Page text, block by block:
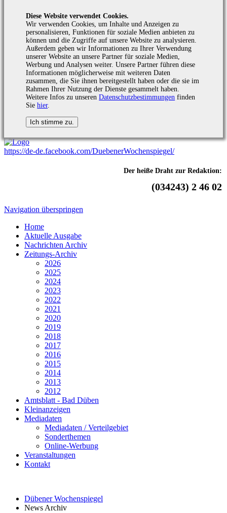
Diese Website verwendet Cookies.
Wir verwenden Cookies, um Inhalte und Anzeigen zu
personalisieren, Funktionen für soziale Medien anbieten zu
können und die Zugriffe auf unsere Website zu analysieren.
Außerdem geben wir Informationen zu Ihrer Verwendung
unserer Website an unsere Partner für soziale Medien,
Werbung und Analysen weiter. Unsere Partner führen diese
Informationen möglicherweise mit weiteren Daten
zusammen, die Sie ihnen bereitgestellt haben oder die sie im
Rahmen Ihrer Nutzung der Dienste gesammelt haben.
Weitere Infos zu unserenDatenschutzbestimmungen finden
Siehier.
https://de-de.facebook.com/DuebenerWochenspiegel/
Der heiße Draht zur Redaktion:
(034243) 2 46 02
Navigation überspringen
Home
Aktuelle Ausgabe
Nachrichten Archiv
Zeitungs-Archiv
2026
2025
2024
2023
2022
2021
2020
2019
2018
2017
2016
2015
2014
2013
2012
Amtsblatt - Bad Düben
Kleinanzeigen
Mediadaten
Mediadaten / Verteilgebiet
Sonderthemen
Online-Werbung
Veranstaltungen
Kontakt
Dübener Wochenspiegel
News Archiv